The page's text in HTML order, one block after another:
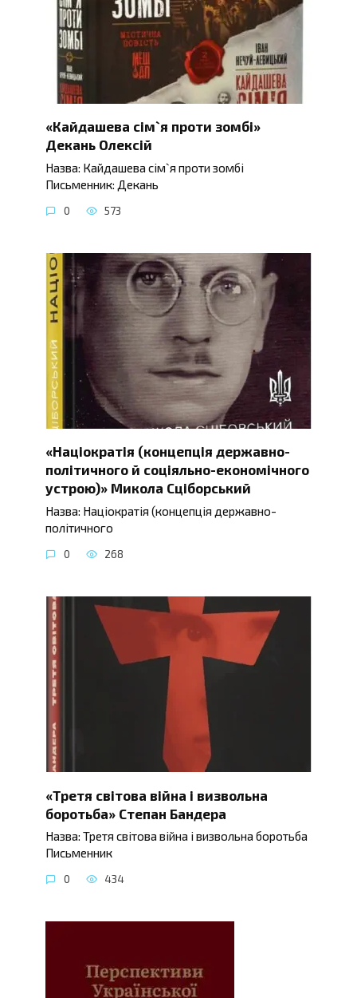
«Кайдашева сім`я проти зомбі»
Декань Олексій
Назва: Кайдашева сім`я проти зомбі
Письменник: Декань
0 573
«Націократія (концепція державно-
політичного й соціяльно-економічного
устрою)» Микола Сціборський
Назва: Націократія (концепція державно-
політичного
0 268
«Третя світова війна і визвольна
боротьба» Степан Бандера
Назва: Третя світова війна і визвольна боротьба
Письменник
0 434